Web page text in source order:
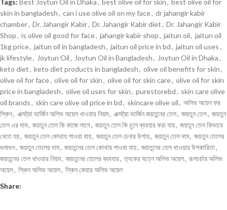
Tags: Best Joytun Oil in Dhaka, best olive oil for skin, best olive oil for
skin in bangladesh, can i use olive oil on my face, dr jahangir kabir
chamber, Dr. Jahangir Kabir, Dr. Jahangir Kabir diet, Dr. Jahangir Kabir
Shop, is olive oil good for face, jahangir kabir shop, jaitun oil, jaitun oil
1kg price, jaitun oil in bangladesh, jaitun oil price in bd, jaitun oil uses,
jk lifestyle, Joytun Oil, Joytun Oil in Bangladesh, Joytun Oil in Dhaka,
keto diet, keto diet products in bangladesh, olive oil benefits for skin,
olive oil for face, olive oil for skin, olive oil for skin care, olive oil for skin
price in bangladesh, olive oil uses for skin, purestorebd, skin care olive
oil brands, skin care olive oil price in bd, skincare olive oil, অলিভ অয়েল ফর
স্কিন, এক্সট্রা ভার্জিন অলিভ অয়েল খাওয়ার নিয়ম, এক্সট্রা ভার্জিন জয়তুনের তেল, জয়তুন তেল, জয়তুন
তেল এর দাম, জয়তুন তেল কি কাজে লাগে, জয়তুন তেল কি চুলে ব্যবহার করা যায়, জয়তুন তেল কিভাবে
খেতে হয়, জয়তুন তেল কোথায় পাওয়া যায়, জয়তুন তেল চেনার উপায়, জয়তুন তেল দাম, জয়তুন তেলের
গুনাগুন, জয়তুন তেলের দাম, জয়তুনের তেল কোথায় পাওয়া যায়, জয়তুনের তেল খাওয়ার উপকারিতা,
জয়তুনের তেল খাওয়ার নিয়ম, জয়তুনের তেলের ব্যবহার, ত্বকের যত্নে অলিভ অয়েল, রূপচর্চায় অলিভ
অয়েল, স্কিন অলিভ অয়েল, স্কিন কেয়ার অলিভ অয়েল
Share: